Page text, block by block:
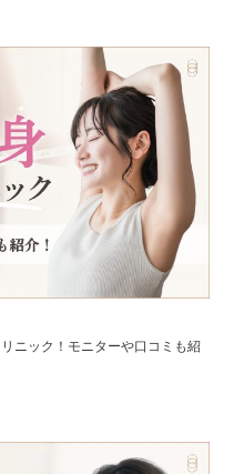
ニック！モニターや口コミも紹